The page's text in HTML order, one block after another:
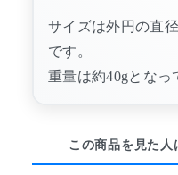
サイズは外円の直
です。
重量は約40gとなっ
この商品を見た人